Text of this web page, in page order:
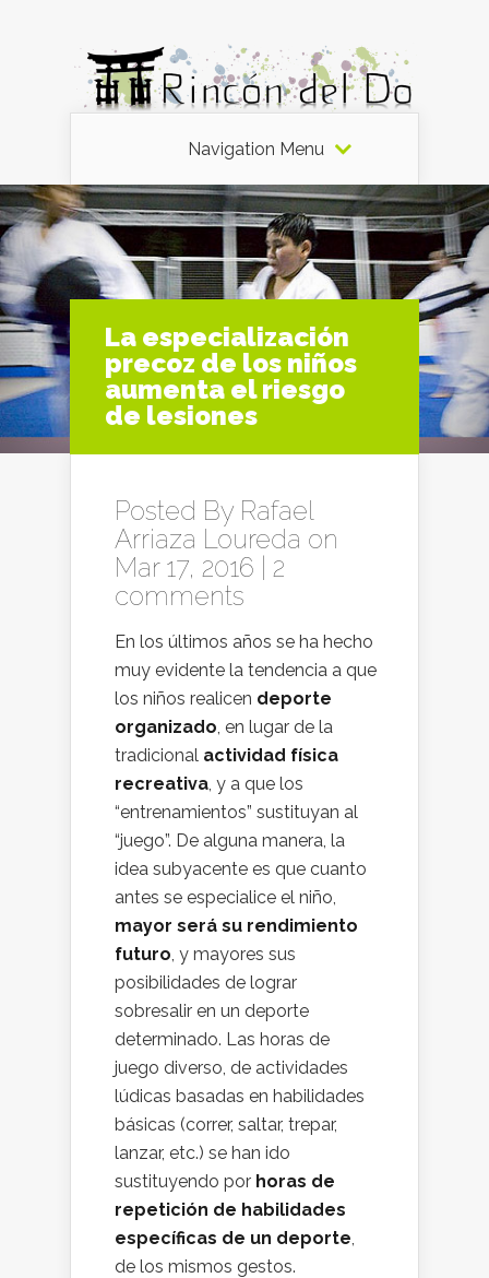
Navigation Menu
La especialización
precoz de los niños
aumenta el riesgo
de lesiones
Posted By Rafael
Arriaza Loureda on
Mar 17, 2016 | 2
comments
En los últimos años se ha hecho
muy evidente la tendencia a que
los niños realicen deporte
organizado, en lugar de la
tradicional actividad física
recreativa, y a que los
“entrenamientos” sustituyan al
“juego”. De alguna manera, la
idea subyacente es que cuanto
antes se especialice el niño,
mayor será su rendimiento
futuro, y mayores sus
posibilidades de lograr
sobresalir en un deporte
determinado. Las horas de
juego diverso, de actividades
lúdicas basadas en habilidades
básicas (correr, saltar, trepar,
lanzar, etc.) se han ido
sustituyendo por horas de
repetición de habilidades
específicas de un deporte,
de los mismos gestos.